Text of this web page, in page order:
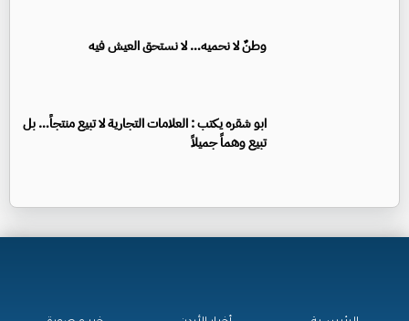
وطنٌ لا نحميه… لا نستحق العيش فيه
ابو شقره يكتب : العلامات التجارية لا تبيع منتجاً… بل
تبيع وهماً جميلاً